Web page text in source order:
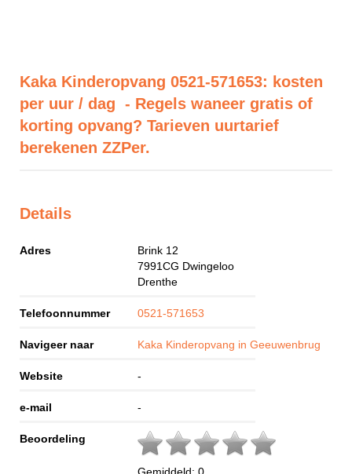
Kaka Kinderopvang 0521-571653: kosten
per uur / dag - Regels waneer gratis of
korting opvang? Tarieven uurtarief
berekenen ZZPer.
Details
Adres
Brink 12
7991CG Dwingeloo
Drenthe
Telefoonnummer 0521-571653
Navigeer naar Kaka Kinderopvang in Geeuwenbrug
Website -
e-mail -
Beoordeling